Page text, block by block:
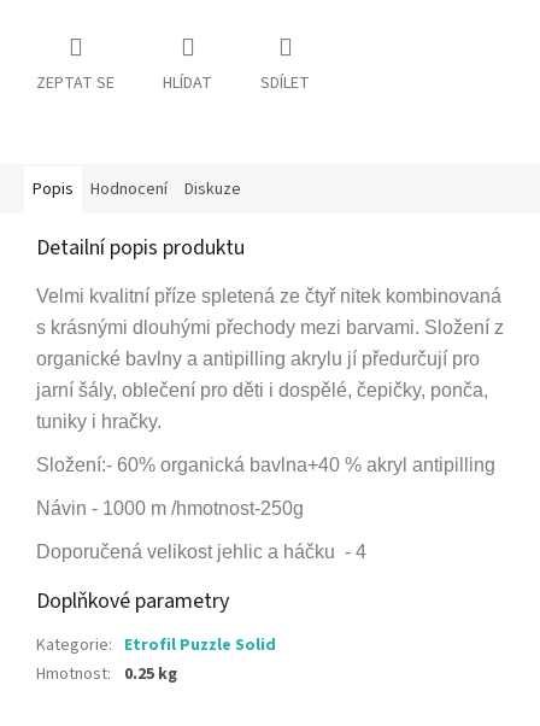
ZEPTAT SE HLÍDAT SDÍLET
Popis Hodnocení Diskuze
Detailní popis produktu
Velmi kvalitní příze spletená ze čtyř nitek kombinovaná
s krásnými dlouhými přechody mezi barvami. Složení z
organické bavlny a antipilling akrylu jí předurčují pro
jarní šály, oblečení pro děti i dospělé, čepičky, ponča,
tuniky i hračky.
Složení:- 60% organická bavlna+40 % akryl antipilling
Návin - 1000 m /hmotnost-250g
Doporučená velikost jehlic a háčku - 4
Doplňkové parametry
Kategorie: Etrofil Puzzle Solid
Hmotnost: 0.25 kg